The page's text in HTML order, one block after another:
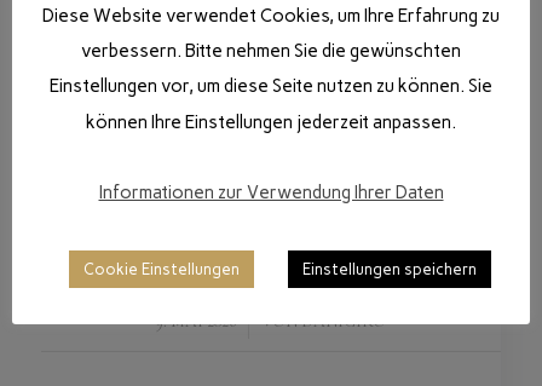
9. MAI 2026
/ VONDANIGIRO
Diese Website verwendet Cookies, um Ihre Erfahrung zu
verbessern. Bitte nehmen Sie die gewünschten
Einstellungen vor, um diese Seite nutzen zu können. Sie
können Ihre Einstellungen jederzeit anpassen.
Informationen zur Verwendung Ihrer Daten
Cookie Einstellungen Einstellungen speichern